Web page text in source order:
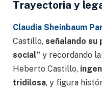
Trayectoria y
Claudia Sheinbaum
Castillo, señalando su
social” y recordando
Heberto Castillo,
tridilosa, y figura